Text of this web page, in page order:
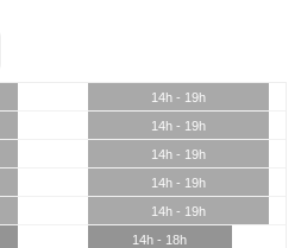
14h - 19h
14h - 19h
14h - 19h
14h - 19h
14h - 19h
14h - 18h